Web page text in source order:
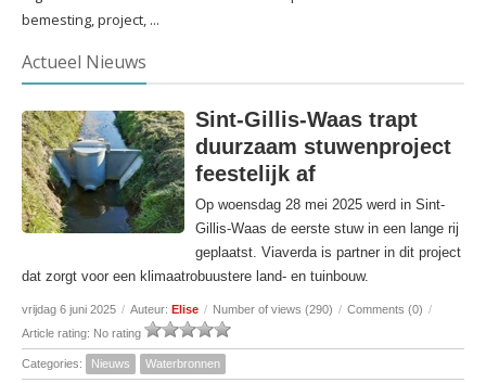
bemesting, project, ...
Actueel Nieuws
Sint-Gillis-Waas trapt
duurzaam stuwenproject
feestelijk af
Op woensdag 28 mei 2025 werd in Sint-
Gillis-Waas de eerste stuw in een lange rij
geplaatst. Viaverda is partner in dit project
dat zorgt voor een klimaatrobuustere land- en tuinbouw.
vrijdag 6 juni 2025 / Auteur: Elise / Number of views (290) / Comments (0) /
Article rating: No rating
Categories: Nieuws Waterbronnen